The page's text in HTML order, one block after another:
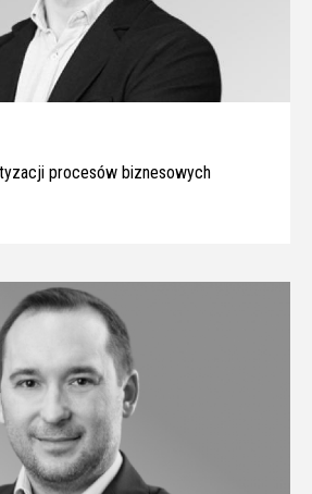
procesów biznesowych